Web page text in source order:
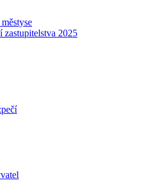
zastupitelstva 2025